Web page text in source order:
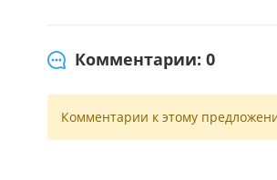
Комментарии: 0
Комментарии к этому